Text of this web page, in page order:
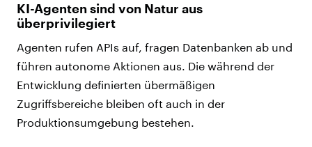
KI-Agenten sind von Natur aus
überprivilegiert
Agenten rufen APIs auf, fragen Datenbanken ab und
führen autonome Aktionen aus. Die während der
Entwicklung definierten übermäßigen
Zugriffsbereiche bleiben oft auch in der
Produktionsumgebung bestehen.